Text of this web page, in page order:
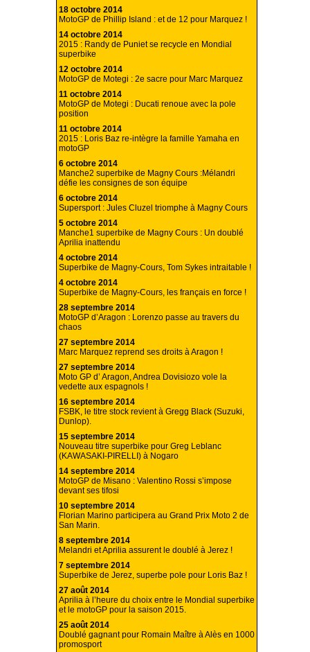
18 octobre 2014
MotoGP de Phillip Island : et de 12 pour Marquez !
14 octobre 2014
2015 : Randy de Puniet se recycle en Mondial
superbike
12 octobre 2014
MotoGP de Motegi : 2e sacre pour Marc Marquez
11 octobre 2014
MotoGP de Motegi : Ducati renoue avec la pole
position
11 octobre 2014
2015 : Loris Baz re-intègre la famille Yamaha en
motoGP
6 octobre 2014
Manche2 superbike de Magny Cours :Mélandri
défie les consignes de son équipe
6 octobre 2014
Supersport : Jules Cluzel triomphe à Magny Cours
5 octobre 2014
Manche1 superbike de Magny Cours : Un doublé
Aprilia inattendu
4 octobre 2014
Superbike de Magny-Cours, Tom Sykes intraitable !
4 octobre 2014
Superbike de Magny-Cours, les français en force !
28 septembre 2014
MotoGP d’Aragon : Lorenzo passe au travers du
chaos
27 septembre 2014
Marc Marquez reprend ses droits à Aragon !
27 septembre 2014
Moto GP d’ Aragon, Andrea Dovisiozo vole la
vedette aux espagnols !
16 septembre 2014
FSBK, le titre stock revient à Gregg Black (Suzuki,
Dunlop).
15 septembre 2014
Nouveau titre superbike pour Greg Leblanc
(KAWASAKI-PIRELLI) à Nogaro
14 septembre 2014
MotoGP de Misano : Valentino Rossi s’impose
devant ses tifosi
10 septembre 2014
Florian Marino participera au Grand Prix Moto 2 de
San Marin.
8 septembre 2014
Melandri et Aprilia assurent le doublé à Jerez !
7 septembre 2014
Superbike de Jerez, superbe pole pour Loris Baz !
27 août 2014
Aprilia à l’heure du choix entre le Mondial superbike
et le motoGP pour la saison 2015.
25 août 2014
Doublé gagnant pour Romain Maître à Alès en 1000
promosport